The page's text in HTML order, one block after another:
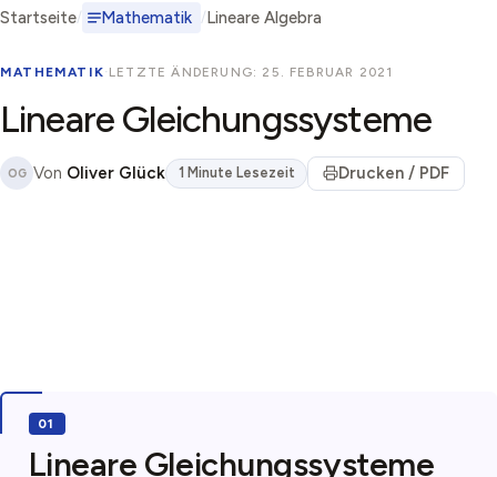
Startseite Mathematik Lineare Algebra
MATHEMATIK· LETZTE ÄNDERUNG: 25. FEBRUAR 2021
Lineare Gleichungssysteme
OG Von Oliver Glück 1 Minute Lesezeit Drucken / PDF
Lineare Gleichungssysteme